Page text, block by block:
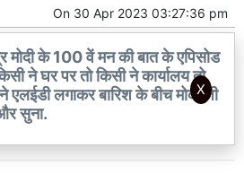
On 30 Apr 2023 03:27:36 pm
मोदी के 100 वें मन की बात के एपिसोड
ने घर पर तो किसी ने कार्यालय तो
एलईडी लगाकर बारिश के बीच मोदी जी
सुना.
X